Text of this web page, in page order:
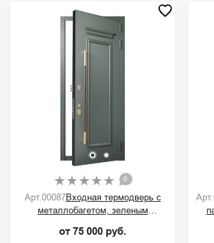
0
Арт.00087Входная термодверь с
металлобагетом, зеленым
скобой
от 75 000 руб.